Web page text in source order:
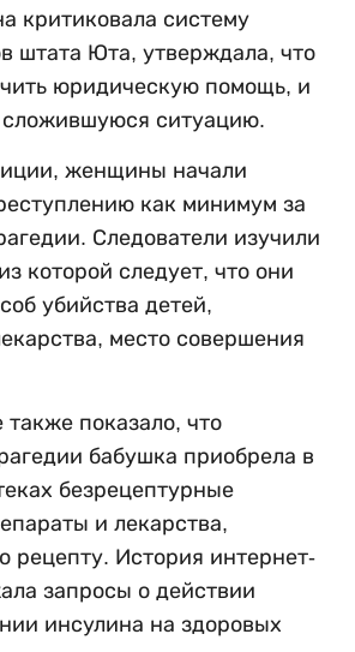
критиковала систему
штата Юта, утверждала, что
юридическую помощь, и
сложившуюся ситуацию.
женщины начали
как минимум за
Следователи изучили
которой следует, что они
убийства детей,
место совершения
также показало, что
бабушка приобрела в
безрецептурные
и лекарства,
рецепту. История интернет-
запросы о действии
инсулина на здоровых